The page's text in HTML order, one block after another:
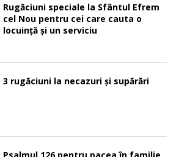
Rugăciuni speciale la Sfântul Efrem
cel Nou pentru cei care cauta o
locuinţă şi un serviciu
3 rugăciuni la necazuri și supărări
Psalmul 126 pentru pacea în familie